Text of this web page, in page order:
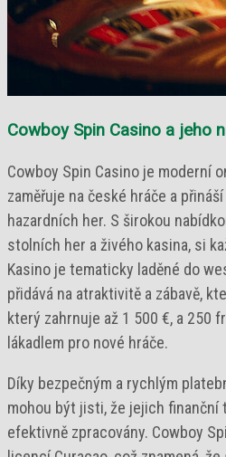
Cowboy Spin Casino a jeho
Cowboy Spin Casino je moderní
zaměřuje na české hráče a
hazardních her. S širokou
stolních her a živého kasina, si
Kasino je tematicky laděné do
přidává na atraktivitě a zábavě,
který zahrnuje až 1 500 €, a 250
lákadlem pro nové hráče.
Díky bezpečným a rychlým
mohou být jisti, že jejich finanční
efektivně zpracovány. Cowboy